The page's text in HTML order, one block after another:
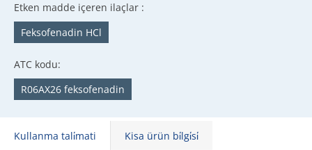
Etken madde içeren ilaçlar :
Feksofenadin HCl
ATC kodu:
R06AX26 feksofenadin
Kullanma tali̇mati Kisa ürün bi̇lgi̇si̇